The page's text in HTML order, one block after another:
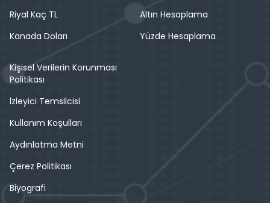
Riyal Kaç TL
Kanada Doları
Altın Hesaplama
Yüzde Hesaplama
Kişisel Verilerin Korunması
Politikası
İzleyici Temsilcisi
Kullanım Koşulları
Aydınlatma Metni
Çerez Politikası
Biyografi